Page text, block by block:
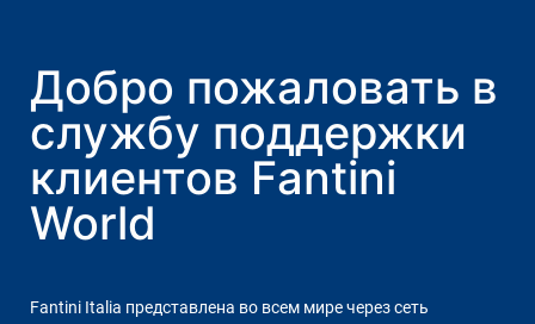
Добро пожаловать в
службу поддержки
клиентов Fantini
World
Fantini Italia представлена во всем мире через сеть